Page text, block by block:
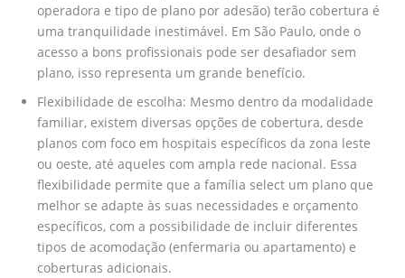
operadora e tipo de plano por adesão) terão cobertura é
uma tranquilidade inestimável. Em São Paulo, onde o
acesso a bons profissionais pode ser desafiador sem
plano, isso representa um grande benefício.
Flexibilidade de escolha: Mesmo dentro da modalidade
familiar, existem diversas opções de cobertura, desde
planos com foco em hospitais específicos da zona leste
ou oeste, até aqueles com ampla rede nacional. Essa
flexibilidade permite que a família select um plano que
melhor se adapte às suas necessidades e orçamento
específicos, com a possibilidade de incluir diferentes
tipos de acomodação (enfermaria ou apartamento) e
coberturas adicionais.